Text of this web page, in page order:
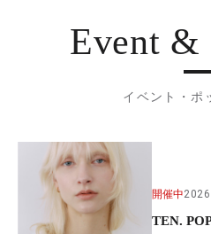
Event &
イベント・ポ
開催中
TEN.